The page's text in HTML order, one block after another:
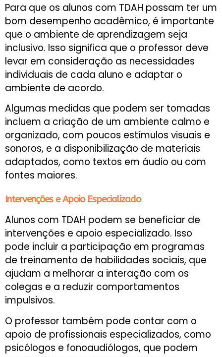
Para que os alunos com TDAH possam ter um
bom desempenho acadêmico, é importante
que o ambiente de aprendizagem seja
inclusivo. Isso significa que o professor deve
levar em consideração as necessidades
individuais de cada aluno e adaptar o
ambiente de acordo.
Algumas medidas que podem ser tomadas
incluem a criação de um ambiente calmo e
organizado, com poucos estímulos visuais e
sonoros, e a disponibilização de materiais
adaptados, como textos em áudio ou com
fontes maiores.
Intervenções e Apoio Especializado
Alunos com TDAH podem se beneficiar de
intervenções e apoio especializado. Isso
pode incluir a participação em programas
de treinamento de habilidades sociais, que
ajudam a melhorar a interação com os
colegas e a reduzir comportamentos
impulsivos.
O professor também pode contar com o
apoio de profissionais especializados, como
psicólogos e fonoaudiólogos, que podem